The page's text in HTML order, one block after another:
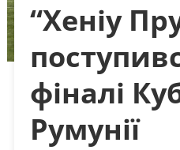
“Хеніу
фіналі
Румунії